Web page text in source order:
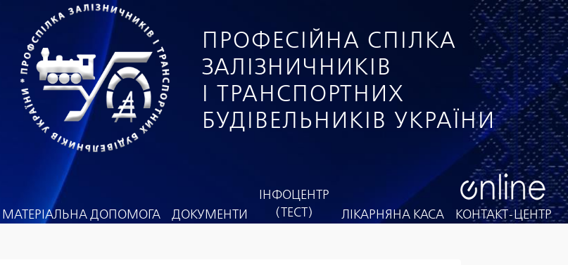
ПРОФЕСІЙНА СПІЛКА
ЗАЛІЗНИЧНИКІВ
І ТРАНСПОРТНИХ
БУДІВЕЛЬНИКІВ УКРАЇНИ
МАТЕРІАЛЬНА ДОПОМОГА ДОКУМЕНТИ
ІНФОЦЕНТР
(ТЕСТ)
ЛІКАРНЯНА КАСА КОНТАКТ-ЦЕНТР